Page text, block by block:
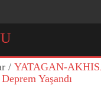
/YATAGAN-
Yaşandı